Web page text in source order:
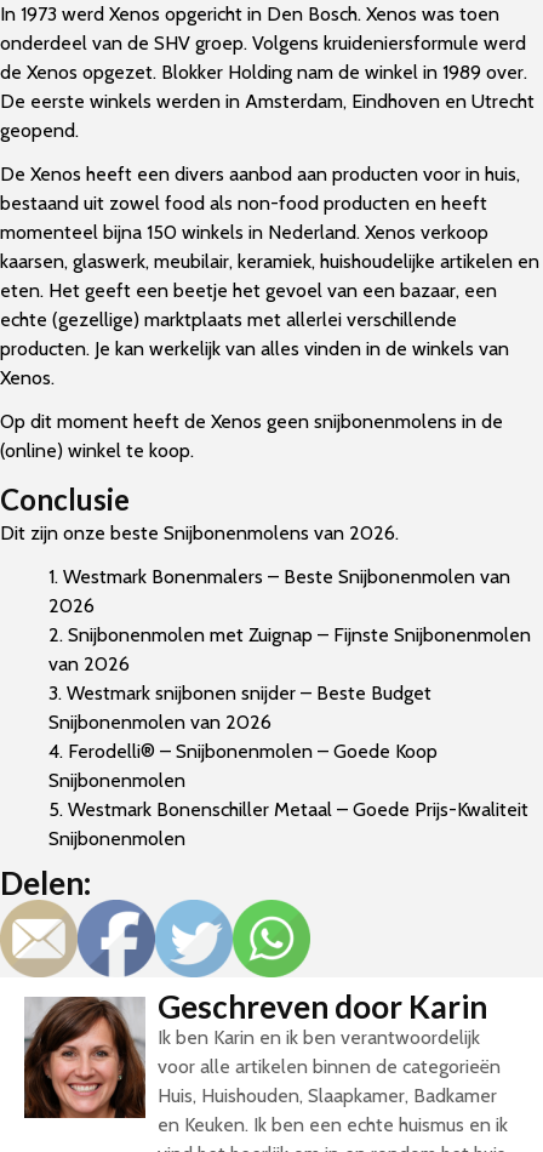
In 1973 werd Xenos opgericht in Den Bosch. Xenos was toen
onderdeel van de SHV groep. Volgens kruideniersformule werd
de Xenos opgezet. Blokker Holding nam de winkel in 1989 over.
De eerste winkels werden in Amsterdam, Eindhoven en Utrecht
geopend.
De Xenos heeft een divers aanbod aan producten voor in huis,
bestaand uit zowel food als non-food producten en heeft
momenteel bijna 150 winkels in Nederland. Xenos verkoop
kaarsen, glaswerk, meubilair, keramiek, huishoudelijke artikelen en
eten. Het geeft een beetje het gevoel van een bazaar, een
echte (gezellige) marktplaats met allerlei verschillende
producten. Je kan werkelijk van alles vinden in de winkels van
Xenos.
Op dit moment heeft de Xenos geen snijbonenmolens in de
(online) winkel te koop.
Conclusie
Dit zijn onze beste Snijbonenmolens van 2026.
1. Westmark Bonenmalers – Beste Snijbonenmolen van
2026
2. Snijbonenmolen met Zuignap – Fijnste Snijbonenmolen
van 2026
3. Westmark snijbonen snijder – Beste Budget
Snijbonenmolen van 2026
4. Ferodelli® – Snijbonenmolen – Goede Koop
Snijbonenmolen
5. Westmark Bonenschiller Metaal – Goede Prijs-Kwaliteit
Snijbonenmolen
Delen:
Geschreven door Karin
Ik ben Karin en ik ben verantwoordelijk
voor alle artikelen binnen de categorieën
Huis, Huishouden, Slaapkamer, Badkamer
en Keuken. Ik ben een echte huismus en ik